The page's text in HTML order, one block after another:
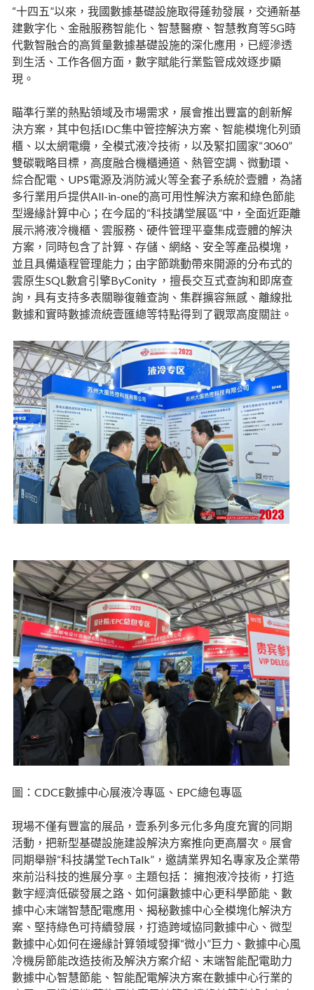
“十四五”以來，我國數據基礎設施取得蓬勃發展，交通新基
建數字化、金融服務智能化、智慧醫療、智慧教育等5G時
代數智融合的高質量數據基礎設施的深化應用，已經滲透
到生活、工作各個方面，數字賦能行業監管成效逐步顯
現。
瞄準行業的熱點領域及市場需求，展會推出豐富的創新解
決方案，其中包括IDC集中管控解決方案、智能模塊化列頭
櫃、以太網電纜，全模式液冷技術，以及緊扣國家“3060”
雙碳戰略目標，高度融合機櫃通道、熱管空調、微動環、
綜合配電、UPS電源及消防滅火等全套子系統於壹體，為諸
多行業用戶提供All-in-one的高可用性解決方案和綠色節能
型邊緣計算中心；在今屆的“科技講堂展區”中，全面近距離
展示將液冷機櫃、雲服務、硬件管理平臺集成壹體的解決
方案，同時包含了計算、存儲、網絡、安全等產品模塊，
並且具備遠程管理能力；由字節跳動帶來開源的分布式的
雲原生SQL數倉引擎ByConity ，擅長交互式查詢和即席查
詢，具有支持多表關聯復雜查詢、集群擴容無感、離線批
數據和實時數據流統壹匯總等特點得到了觀眾高度關註。
圖：CDCE數據中心展液冷專區、EPC總包專區
現場不僅有豐富的展品，壹系列多元化多角度充實的同期
活動，把新型基礎設施建設解決方案推向更高層次。展會
同期舉辦“科技講堂TechTalk”，邀請業界知名專家及企業帶
來前沿科技的進展分享。主題包括： 擁抱液冷技術，打造
數字經濟低碳發展之路、如何讓數據中心更科學節能、數
據中心末端智慧配電應用、揭秘數據中心全模塊化解決方
案、堅持綠色可持續發展，打造跨域協同數據中心、微型
數據中心如何在邊緣計算領域發揮“微小”巨力、數據中心風
冷機房節能改造技術及解決方案介紹、末端智能配電助力
數據中心智慧節能、智能配電解決方案在數據中心行業的